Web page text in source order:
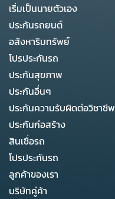
เริ่มเป็นนายตัวเอง
ประกันรถยนต์
อสังหาริมทรัพย์
โปรประกันรถ
ประกันสุขภาพ
ประกันอื่นๆ
ประกันความรับผิดต่อวิชาชีพ
ประกันก่อสร้าง
สินเชื่อรถ
โปรประกันรถ
ลูกค้าของเรา
บริษัทคู่ค้า